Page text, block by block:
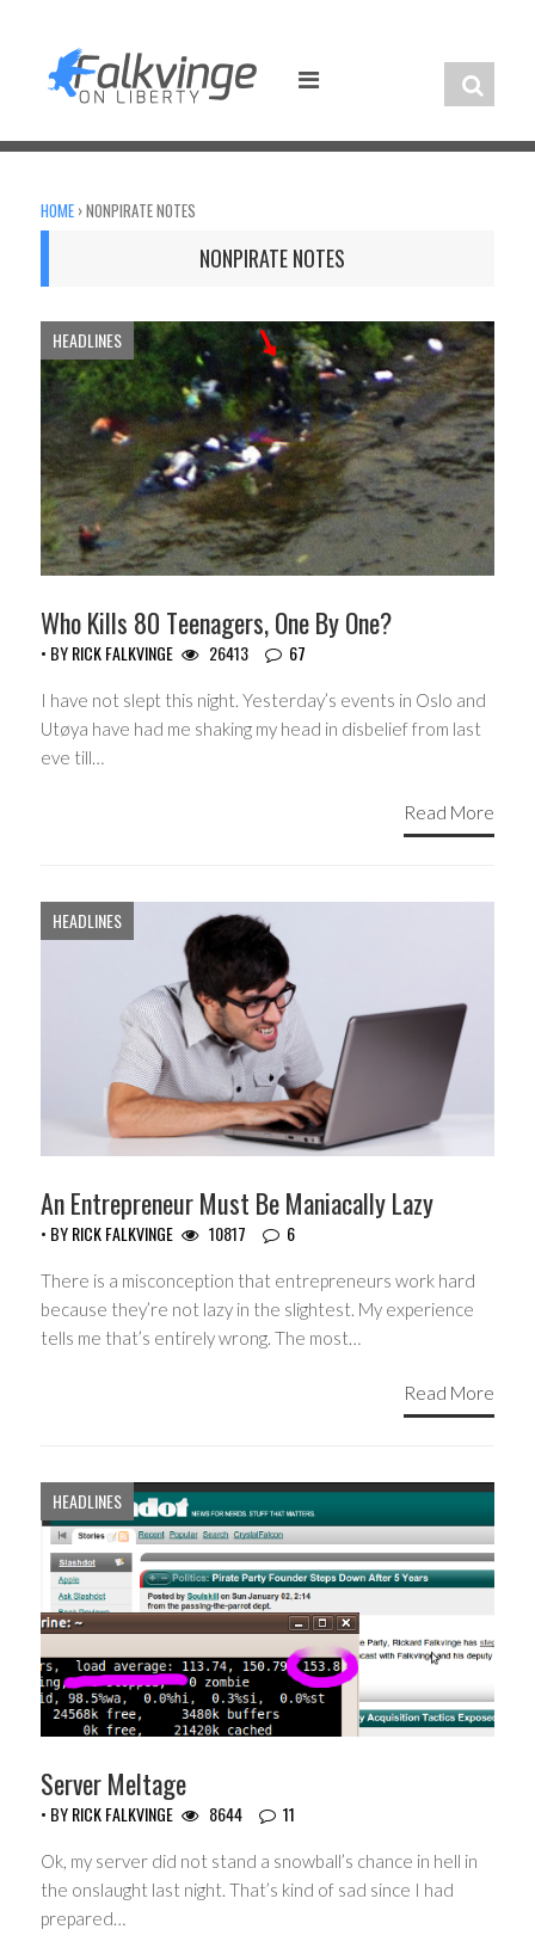
content
HOME ›NONPIRATE NOTES
NONPIRATE NOTES
HEADLINES
Who Kills 80 Teenagers, One By One?
• BYRICK FALKVINGE 26413 67
I have not slept this night. Yesterday’s events in Oslo and
Utøya have had me shaking my head in disbelief from last
eve till…
Read More
HEADLINES
An Entrepreneur Must Be Maniacally Lazy
• BYRICK FALKVINGE 10817 6
There is a misconception that entrepreneurs work hard
because they’re not lazy in the slightest. My experience
tells me that’s entirely wrong. The most…
Read More
HEADLINES
Server Meltage
• BYRICK FALKVINGE 8644 11
Ok, my server did not stand a snowball’s chance in hell in
the onslaught last night. That’s kind of sad since I had
prepared…